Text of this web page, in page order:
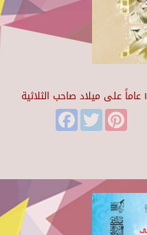
FacebookTwitter